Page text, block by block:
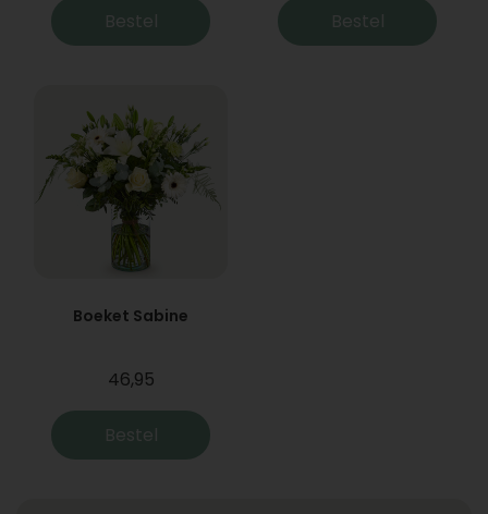
Bestel Bestel
Boeket Sabine
46,95
Bestel